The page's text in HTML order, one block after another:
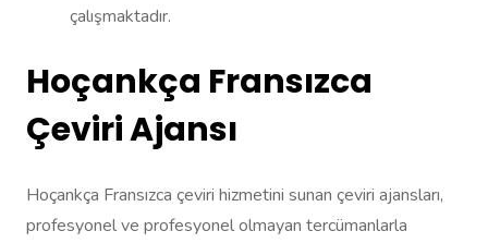
çalışmaktadır.
Hoçankça Fransızca
Çeviri Ajansı
Hoçankça Fransızca çeviri hizmetini sunan çeviri ajansları,
profesyonel ve profesyonel olmayan tercümanlarla